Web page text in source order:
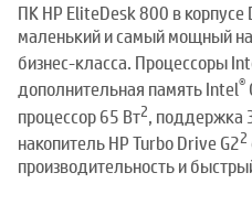
ПК HP EliteDesk 800 в
маленький и самый мощный
бизнес-класса. Процессоры
дополнительная память Intel®
процессор 65 Вт2, поддержка
накопитель HP Turbo Drive G22
производительность и